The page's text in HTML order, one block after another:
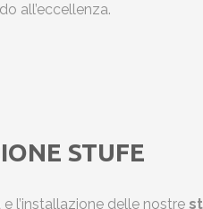
all’eccellenza.
STUFE
l’installazione delle nostre